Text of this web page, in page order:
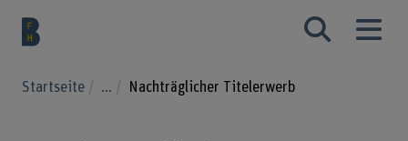
Startseite ... Nachträglicher Titelerwerb